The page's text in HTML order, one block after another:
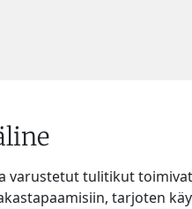
varustetut tulitikut
tarjoten